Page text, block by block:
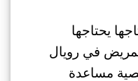
يحتاجها
في رويال
مساعدة